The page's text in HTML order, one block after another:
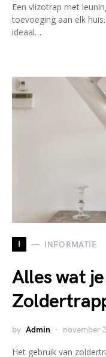
Een vlizotrap met
toevoeging aan elk
ideaal…
I INFORMATIE
Alles wat
by Admin november
Het gebruik van